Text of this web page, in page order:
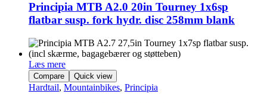
Principia MTB A2.0 20in Tourney 1x6sp
flatbar susp. fork hydr. disc 258mm blank
Læs mere
Compare Quick view
Hardtail, Mountainbikes, Principia